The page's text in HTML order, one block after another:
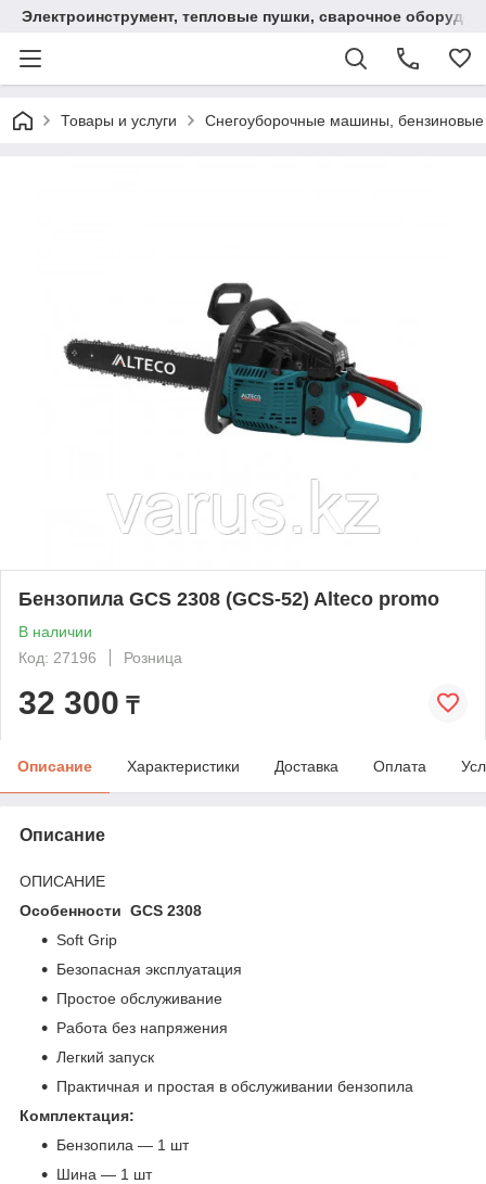
Электроинструмент, тепловые пушки, сварочное
Товары и услуги Снегоуборочные машины, бензиновые
Бензопила GCS 2308 (GCS-52) Alteco promo
В наличии
Код: 27196
Розница
32 300 ₸
Описание Характеристики Доставка Оплата
Описание
ОПИСАНИЕ
Особенности GCS 2308
Soft Grip
Безопасная эксплуатация
Простое обслуживание
Работа без напряжения
Легкий запуск
Практичная и простая в обслуживании бензопила
Комплектация:
Бензопила — 1 шт
Шина — 1 шт